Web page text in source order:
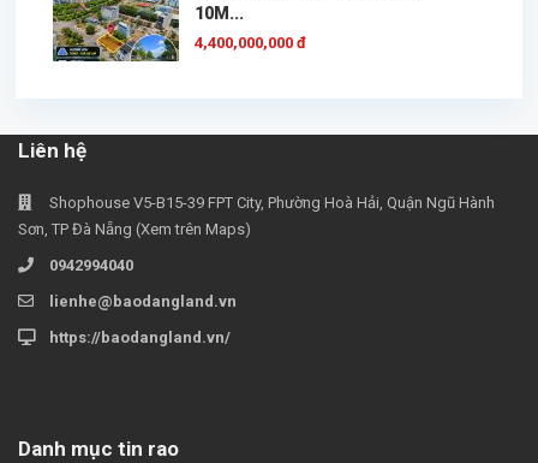
10M...
4,400,000,000 đ
Liên hệ
Shophouse V5-B15-39 FPT City, Phường Hoà Hải, Quận Ngũ Hành
Sơn, TP Đà Nẵng (Xem trên Maps)
0942994040
lienhe@baodangland.vn
https://baodangland.vn/
Danh mục tin rao